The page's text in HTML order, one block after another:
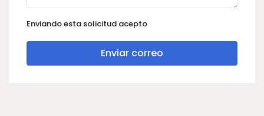
Enviando esta solicitud acepto
Enviar correo